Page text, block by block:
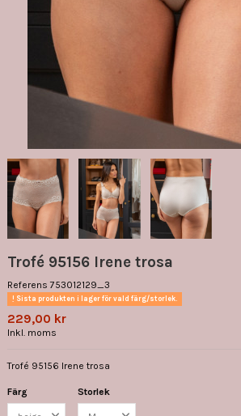
Trofé 95156 Irene trosa
Referens 753012129_3
Sista produkten i lager för vald färg/storlek.
229,00 kr
Inkl. moms
Trofé 95156 Irene trosa
Färg Storlek